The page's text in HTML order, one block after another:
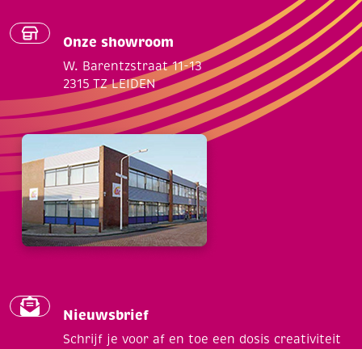
Onze showroom
W. Barentzstraat 11-13
2315 TZ LEIDEN
Nieuwsbrief
Schrijf je voor af en toe een dosis creativiteit